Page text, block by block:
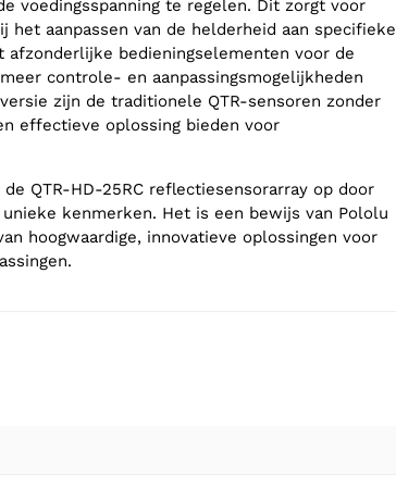
voedingsspanning te regelen. Dit zorgt voor
aanpassen van de helderheid aan specifieke
afzonderlijke bedieningselementen voor de
controle- en aanpassingsmogelijkheden
zijn de traditionele QTR-sensoren zonder
effectieve oplossing bieden voor
QTR-HD-25RC reflectiesensorarray op door
kenmerken. Het is een bewijs van Pololu
hoogwaardige, innovatieve oplossingen voor